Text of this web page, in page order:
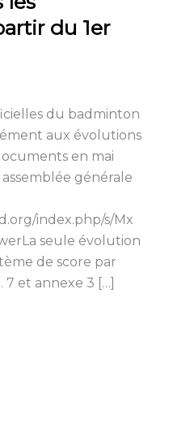
du 1er
du badminton
aux évolutions
en mai
générale
index.php/s/Mx
seule évolution
de score par
7 et annexe 3 […]